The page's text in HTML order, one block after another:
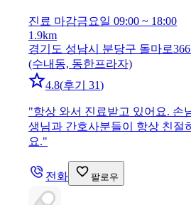
진료 마감금요일 09:00 ~ 18:00
1.9km
경기도 성남시 분당구 돌마로
(수내동, 동한프라자)
4.8(후기 31)
"항상 와서 진료받고 있어요. 손
생님과 간호사분들이 항상 친절
요."
전화 팔로우